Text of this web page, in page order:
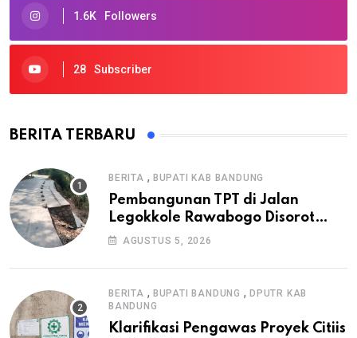
1.6K Followers
28 Subscriber
BERITA TERBARU
BERITA , BUPATI KAB BANDUNG
Pembangunan TPT di Jalan
Legokkole Rawabogo Disorot
Warga, Selesai Tanpa Papan
AGUSTUS 5, 2026
BERITA , BUPATI BANDUNG ,DPUTR KAB
BANDUNG
Klarifikasi Pengawas Proyek Citiis